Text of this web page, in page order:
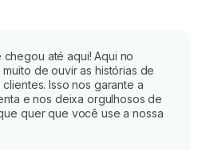
até aqui! Aqui no
de ouvir as histórias de
Isso nos garante a
e nos deixa orgulhosos de
quer que você use a nossa